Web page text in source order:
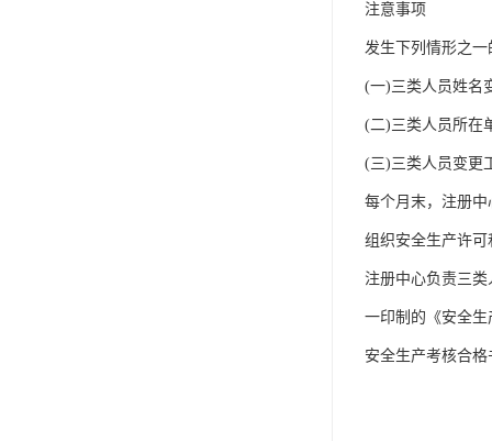
注意事项
发生下列情形之
(一)三类人员姓名
(二)三类人员所在
(三)三类人员变更
每个月末，注册
组织安全生产许可
注册中心负责三
一印制的《安全生
安全生产考核合格